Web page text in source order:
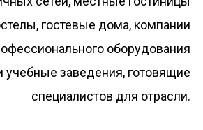
гостевые дома, компании
оборудования
учебные заведения, готовящие
специалистов для отрасли.